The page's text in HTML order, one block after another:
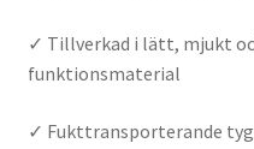
✓ Tillverkad i lätt, mjukt
funktionsmaterial
✓ Fukttransporterande